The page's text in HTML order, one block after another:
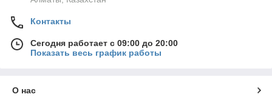
Контакты
Сегодня работает с 09:00 до 20:00
Показать весь график работы
О нас